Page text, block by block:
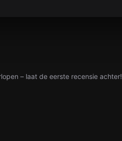
– laat de eerste recensie achter!